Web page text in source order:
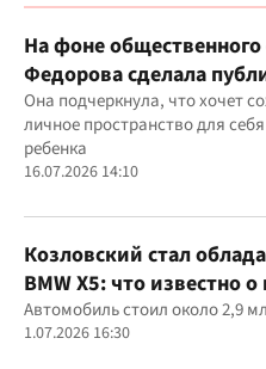
На фоне
Федорова сделала
Она подчеркнула, что хочет
личное пространство для
ребенка
16.07.2026 14:10
Козловский стал
BMW X5: что известно
Автомобиль стоил около 2,9
1.07.2026 16:30